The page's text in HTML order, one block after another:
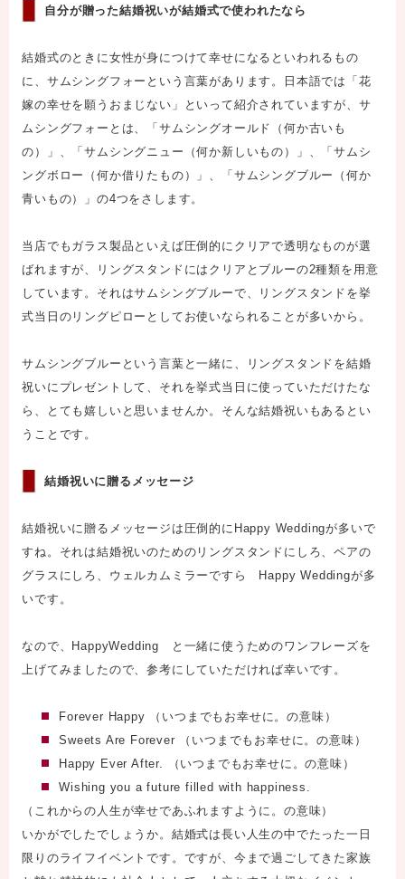
自分が贈った結婚祝いが結婚式で使われたなら
結婚式のときに女性が身につけて幸せになるといわれるもの
に、サムシングフォーという言葉があります。日本語では「花
嫁の幸せを願うおまじない」といって紹介されていますが、サ
ムシングフォーとは、「サムシングオールド（何か古いも
の）」、「サムシングニュー（何か新しいもの）」、「サムシ
ングボロー（何か借りたもの）」、「サムシングブルー（何か
青いもの）」の4つをさします。
当店でもガラス製品といえば圧倒的にクリアで透明なものが選
ばれますが、リングスタンドにはクリアとブルーの2種類を用意
しています。それはサムシングブルーで、リングスタンドを挙
式当日のリングピローとしてお使いなられることが多いから。
サムシングブルーという言葉と一緒に、リングスタンドを結婚
祝いにプレゼントして、それを挙式当日に使っていただけたな
ら、とても嬉しいと思いませんか。そんな結婚祝いもあるとい
うことです。
結婚祝いに贈るメッセージ
結婚祝いに贈るメッセージは圧倒的にHappy Weddingが多いで
すね。それは結婚祝いのためのリングスタンドにしろ、ペアの
グラスにしろ、ウェルカムミラーですら Happy Weddingが多
いです。
なので、HappyWedding と一緒に使うためのワンフレーズを
上げてみましたので、参考にしていただければ幸いです。
Forever Happy （いつまでもお幸せに。の意味）
Sweets Are Forever （いつまでもお幸せに。の意味）
Happy Ever After. （いつまでもお幸せに。の意味）
Wishing you a future filled with happiness.
（これからの人生が幸せであふれますように。の意味）
いかがでしたでしょうか。結婚式は長い人生の中でたった一日
限りのライフイベントです。ですが、今まで過ごしてきた家族